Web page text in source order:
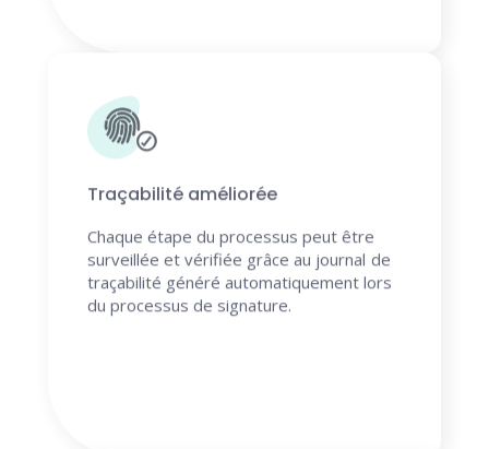
Traçabilité améliorée
Chaque étape du processus peut être
surveillée et vérifiée grâce au journal de
traçabilité généré automatiquement lors
du processus de signature.